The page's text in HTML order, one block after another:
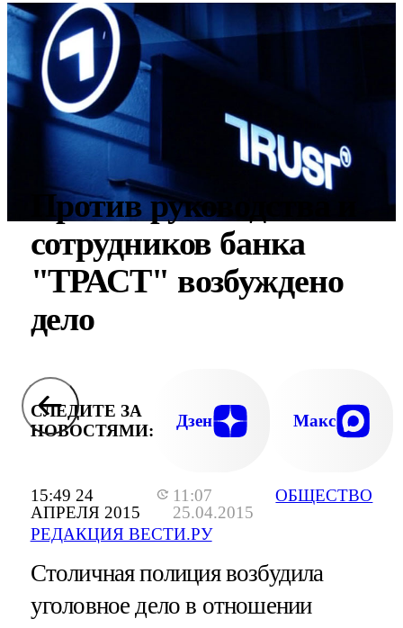
15:49 24
АПРЕЛЯ 2015
11:07
25.04.2015
РЕДАКЦИЯ ВЕСТИ.РУ
ОБЩЕСТВО
Против руководства и
сотрудников банка
"ТРАСТ" возбуждено
дело
СЛЕДИТЕ ЗА
НОВОСТЯМИ:
Дзен Макс
Столичная полиция возбудила
уголовное дело в отношении